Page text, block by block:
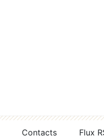
Contacts
Flux